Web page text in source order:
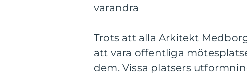
varandra
Trots att alla Arkitekt
att vara offentliga
dem. Vissa platsers